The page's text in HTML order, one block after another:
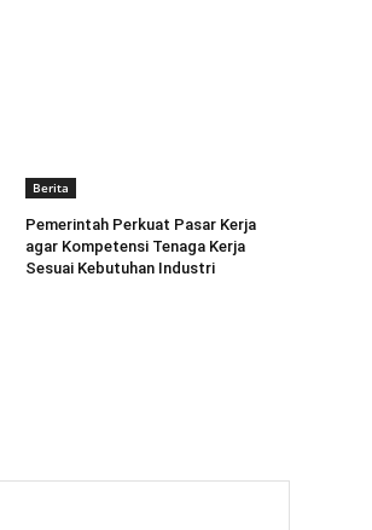
Berita
Pemerintah Perkuat Pasar Kerja
agar Kompetensi Tenaga Kerja
Sesuai Kebutuhan Industri